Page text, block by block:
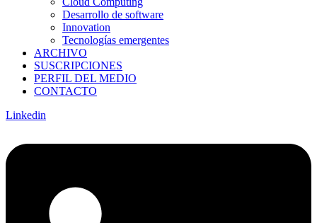
Desarrollo de software
Innovation
Tecnologías emergentes
ARCHIVO
SUSCRIPCIONES
PERFIL DEL MEDIO
CONTACTO
Linkedin